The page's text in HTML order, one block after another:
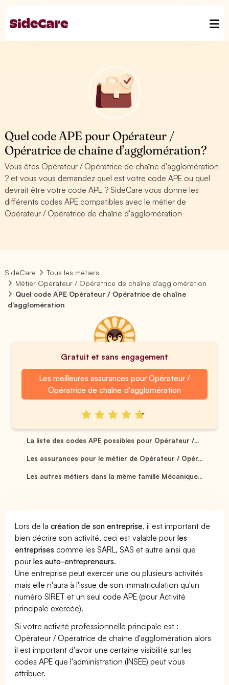
Quel code APE pour Opérateur /
Opératrice de chaîne d'agglomération?
Vous êtes Opérateur / Opératrice de chaîne d'agglomération
? et vous vous demandez quel est votre code APE ou quel
devrait être votre code APE ? SideCare vous donne les
différents codes APE compatibles avec le métier de
Opérateur / Opératrice de chaîne d'agglomération
SideCare
Tous les métiers
Métier Opérateur / Opératrice de chaîne d'agglomération
Quel code APE Opérateur / Opératrice de chaîne
d'agglomération
Gratuit et sans engagement
Les meilleures assurances pour Opérateur /
Opératrice de chaîne d'agglomération
La liste des codes APE possibles pour Opérateur /...
Les assurances pour le métier de Opérateur / Opér...
Les autres métiers dans la même famille Mécanique...
Lors de lacréation de son entreprise, il est important de
bien décrire son activité, ceci est valable pourles
entreprises comme les SARL, SAS et autre ainsi que
pourles auto-entrepreneurs.
Une entreprise peut exercer une ou plusieurs activités
mais elle n'aura à l'issue de son immatriculation qu'un
numéro SIRET et un seul code APE (pour Activité
principale exercée).
Si votre activité professionnelle principale est :
Opérateur / Opératrice de chaîne d'agglomération alors
il est important d'avoir une certaine visibilité sur les
codes APE que l'administration (INSEE) peut vous
attribuer.